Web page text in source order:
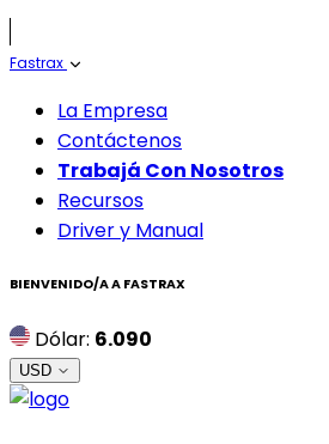
Fastrax
La Empresa
Contáctenos
Trabajá Con Nosotros
Recursos
Driver y Manual
BIENVENIDO/A A FASTRAX
Dólar: 6.090
USD